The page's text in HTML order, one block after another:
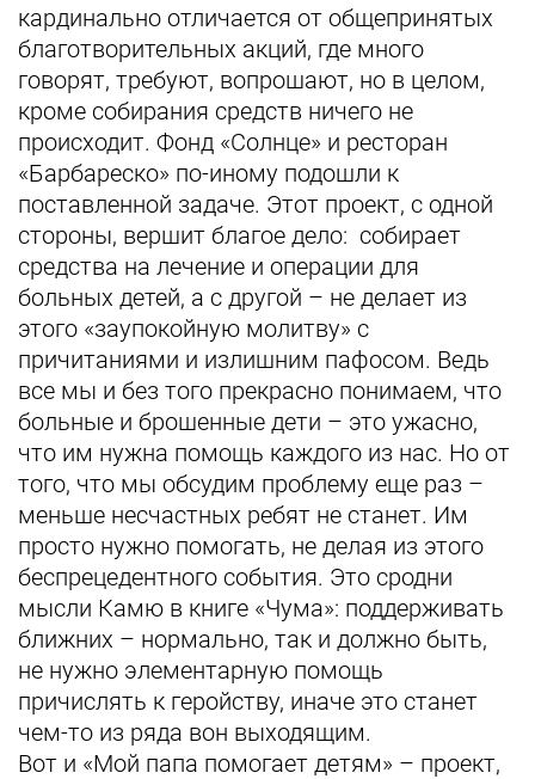
кардинально отличается от общепринятых
благотворительных акций, где много
говорят, требуют, вопрошают, но в целом,
кроме собирания средств ничего не
происходит. Фонд «Солнце» и ресторан
«Барбареско» по-иному подошли к
поставленной задаче. Этот проект, с одной
стороны, вершит благое дело: собирает
средства на лечение и операции для
больных детей, а с другой – не делает из
этого «заупокойную молитву» с
причитаниями и излишним пафосом. Ведь
все мы и без того прекрасно понимаем, что
больные и брошенные дети – это ужасно,
что им нужна помощь каждого из нас. Но от
того, что мы обсудим проблему еще раз –
меньше несчастных ребят не станет. Им
просто нужно помогать, не делая из этого
беспрецедентного события. Это сродни
мысли Камю в книге «Чума»: поддерживать
ближних – нормально, так и должно быть,
не нужно элементарную помощь
причислять к геройству, иначе это станет
чем-то из ряда вон выходящим.
Вот и «Мой папа помогает детям» – проект,